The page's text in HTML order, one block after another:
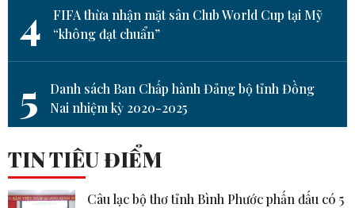
4
FIFA thừa nhận mặt sân Club World Cup tại Mỹ
“không đạt chuẩn”
5
Danh sách Ban Chấp hành Đảng bộ tỉnh Đồng
Nai nhiệm kỳ 2020-2025
TIN TIÊU ĐIỂM
Câu lạc bộ thơ tỉnh Bình Phước phấn đấu có 5